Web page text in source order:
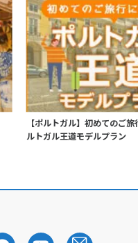
【ポルトガル】初めてのご
ルトガル王道モデルプラン